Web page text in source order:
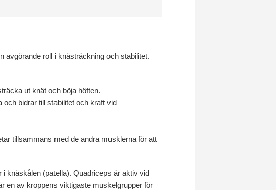
avgörande roll i knästräckning och stabilitet.
ut knät och böja höften.
bidrar till stabilitet och kraft vid
tillsammans med de andra musklerna för att
knäskålen (patella). Quadriceps är aktiv vid
en av kroppens viktigaste muskelgrupper för